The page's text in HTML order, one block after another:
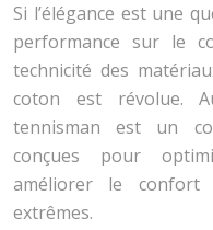
Si l’élégance est une
performance sur le
technicité des
coton est révolue.
tennisman est un
conçues pour
améliorer le confort
extrêmes.